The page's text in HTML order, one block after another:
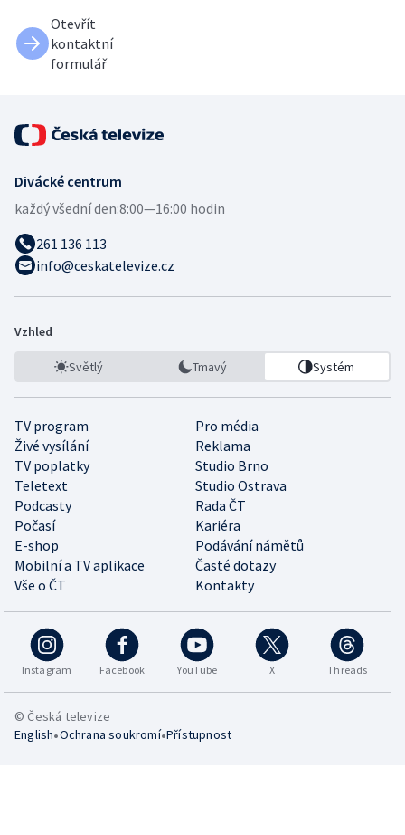
Otevřít
kontaktní
formulář
Divácké centrum
každý všední den:8:00—16:00 hodin
261 136 113
info@ceskatelevize.cz
Vzhled
Světlý Tmavý Systém
TV program
Pro média
Živé vysílání
Reklama
TV poplatky
Studio Brno
Teletext
Studio Ostrava
Podcasty
Rada ČT
Počasí
Kariéra
E-shop
Podávání námětů
Mobilní a TV aplikace
Časté dotazy
Vše o ČT
Kontakty
Instagram Facebook YouTube X Threads
© Česká televize
English•Ochrana soukromí•Přístupnost